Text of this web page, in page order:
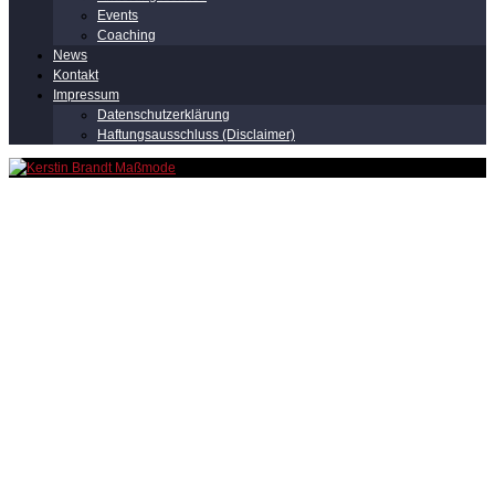
Events
Coaching
News
Kontakt
Impressum
Datenschutzerklärung
Haftungsausschluss (Disclaimer)